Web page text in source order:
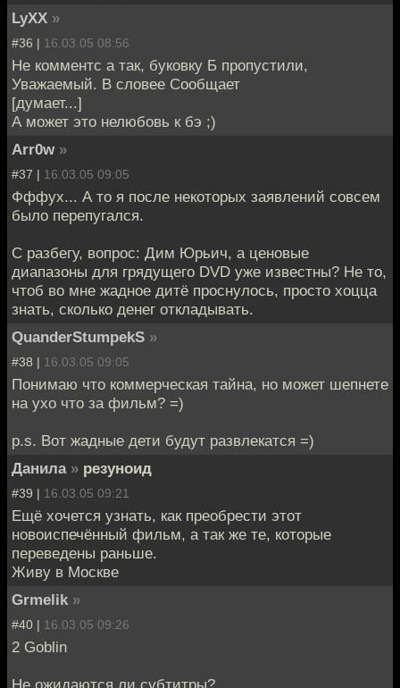
LyXX »
#36 | 16.03.05 08:56
Не комментс а так, буковку Б пропустили,
Уважаемый. В словее Сообщает
[думает...]
А может это нелюбовь к бэ ;)
Arr0w »
#37 | 16.03.05 09:05
Фффух... А то я после некоторых заявлений совсем
было перепугался.
С разбегу, вопрос: Дим Юрьич, а ценовые
диапазоны для грядущего DVD уже известны? Не то,
чтоб во мне жадное дитё проснулось, просто хоцца
знать, сколько денег откладывать.
QuanderStumpekS »
#38 | 16.03.05 09:05
Понимаю что коммерческая тайна, но может шепнете
на ухо что за фильм? =)
p.s. Вот жадные дети будут развлекатся =)
Данила » резуноид
#39 | 16.03.05 09:21
Ещё хочется узнать, как преобрести этот
новоиспечённый фильм, а так же те, которые
переведены раньше.
Живу в Москве
Grmelik »
#40 | 16.03.05 09:26
2 Goblin
Не ожидаются ли субтитры?